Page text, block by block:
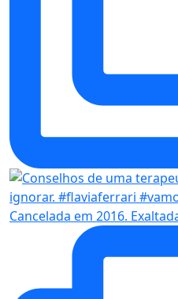
Cancelada em 2016.